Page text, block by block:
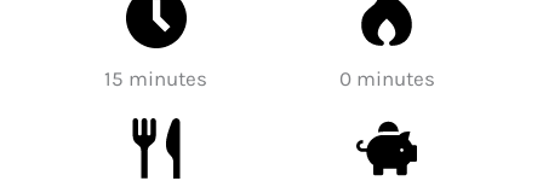
15 minutes 0 minutes